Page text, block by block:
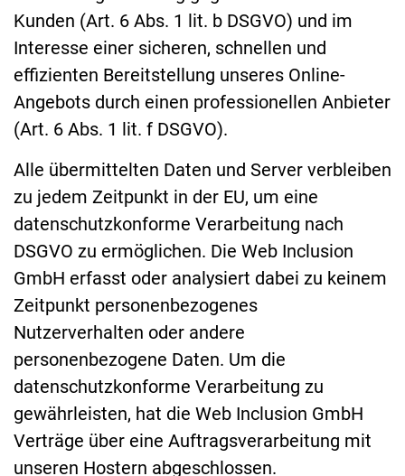
Kunden (Art. 6 Abs. 1 lit. b DSGVO) und im
Interesse einer sicheren, schnellen und
effizienten Bereitstellung unseres Online-
Angebots durch einen professionellen Anbieter
(Art. 6 Abs. 1 lit. f DSGVO).
Alle übermittelten Daten und Server verbleiben
zu jedem Zeitpunkt in der EU, um eine
datenschutzkonforme Verarbeitung nach
DSGVO zu ermöglichen. Die Web Inclusion
GmbH erfasst oder analysiert dabei zu keinem
Zeitpunkt personenbezogenes
Nutzerverhalten oder andere
personenbezogene Daten. Um die
datenschutzkonforme Verarbeitung zu
gewährleisten, hat die Web Inclusion GmbH
Verträge über eine Auftragsverarbeitung mit
unseren Hostern abgeschlossen.